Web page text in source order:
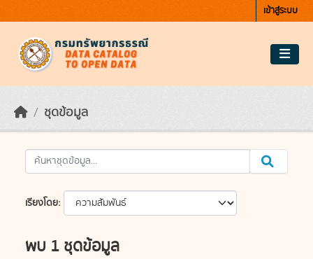
เข้าสู่ระบบ
ชุดข้อมูล
เรียงโดย
พบ 1 ชุดข้อมูล